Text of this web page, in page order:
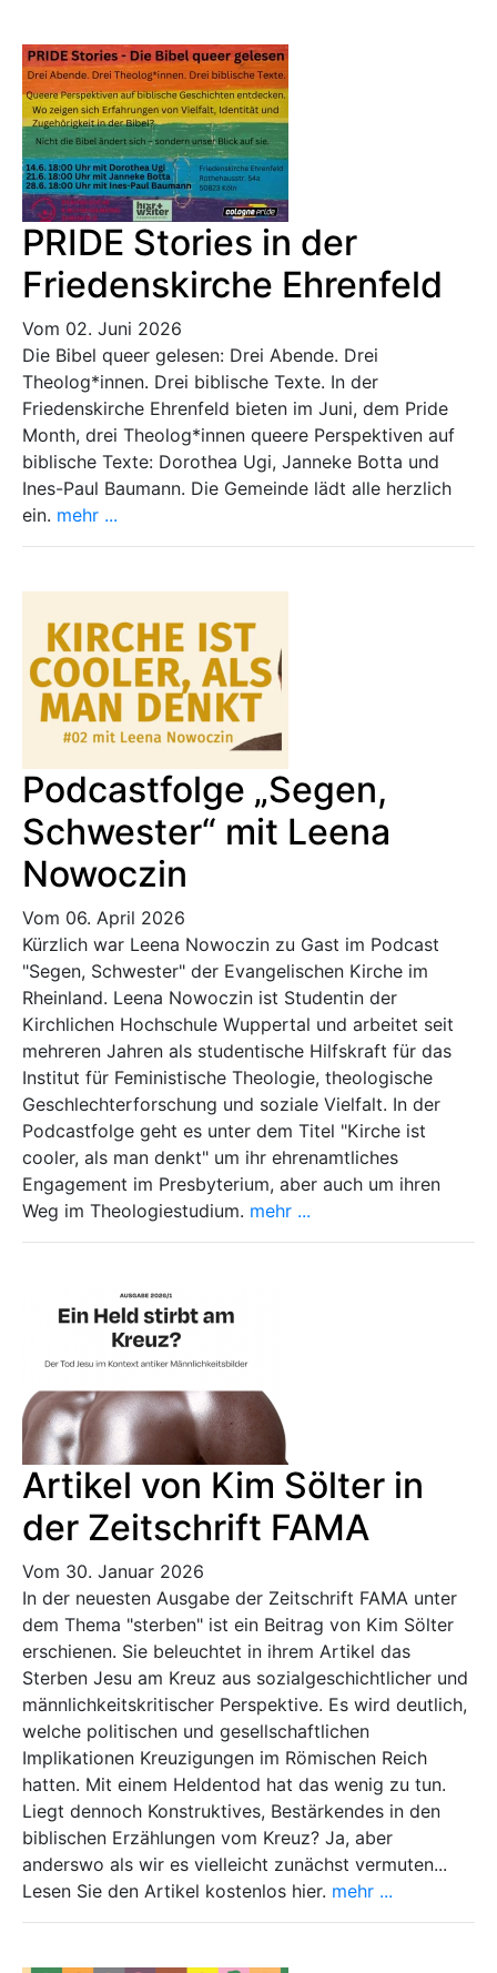
PRIDE Stories in der
Friedenskirche Ehrenfeld
Vom 02. Juni 2026
Die Bibel queer gelesen: Drei Abende. Drei
Theolog*innen. Drei biblische Texte. In der
Friedenskirche Ehrenfeld bieten im Juni, dem Pride
Month, drei Theolog*innen queere Perspektiven auf
biblische Texte: Dorothea Ugi, Janneke Botta und
Ines-Paul Baumann. Die Gemeinde lädt alle herzlich
ein. mehr ...
Podcastfolge „Segen,
Schwester“ mit Leena
Nowoczin
Vom 06. April 2026
Kürzlich war Leena Nowoczin zu Gast im Podcast
"Segen, Schwester" der Evangelischen Kirche im
Rheinland. Leena Nowoczin ist Studentin der
Kirchlichen Hochschule Wuppertal und arbeitet seit
mehreren Jahren als studentische Hilfskraft für das
Institut für Feministische Theologie, theologische
Geschlechterforschung und soziale Vielfalt. In der
Podcastfolge geht es unter dem Titel "Kirche ist
cooler, als man denkt" um ihr ehrenamtliches
Engagement im Presbyterium, aber auch um ihren
Weg im Theologiestudium. mehr ...
Artikel von Kim Sölter in
der Zeitschrift FAMA
Vom 30. Januar 2026
In der neuesten Ausgabe der Zeitschrift FAMA unter
dem Thema "sterben" ist ein Beitrag von Kim Sölter
erschienen. Sie beleuchtet in ihrem Artikel das
Sterben Jesu am Kreuz aus sozialgeschichtlicher und
männlichkeitskritischer Perspektive. Es wird deutlich,
welche politischen und gesellschaftlichen
Implikationen Kreuzigungen im Römischen Reich
hatten. Mit einem Heldentod hat das wenig zu tun.
Liegt dennoch Konstruktives, Bestärkendes in den
biblischen Erzählungen vom Kreuz? Ja, aber
anderswo als wir es vielleicht zunächst vermuten...
Lesen Sie den Artikel kostenlos hier. mehr ...